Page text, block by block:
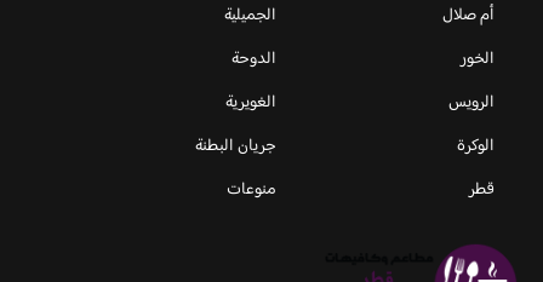
أم صلال
الجميلية
الخور
الدوحة
الرويس
الغويرية
الوكرة
جريان البطنة
قطر
منوعات